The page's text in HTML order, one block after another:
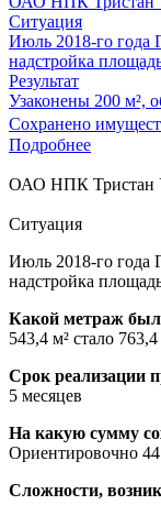
Ситуация
Июль 2018-го года
надстройка
Результат
Узаконены 200 м²,
Сохранено
Подробнее
ОАО НПК Тристан
Ситуация
Июль 2018-го года
надстройка
Какой метраж
543,4 м² стало 763,4
Срок реализации
5 месяцев
На какую сумму
Ориентировочно
Сложности,